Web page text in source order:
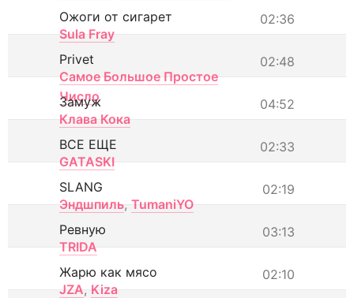
02:36
Ожоги от сигарет
Sula Fray
02:48
Privet
Самое Большое Простое
Число
04:52
Замуж
Клава Кока
02:33
ВСЕ ЕЩЕ
GATASKI
02:19
SLANG
Эндшпиль, TumaniYO
03:13
Ревную
TRIDA
02:10
Жарю как мясо
JZA, Kiza